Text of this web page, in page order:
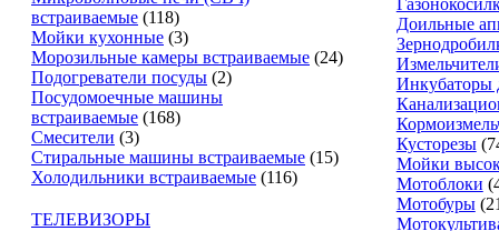
встраиваемые (118)
Мойки кухонные (3)
Морозильные камеры встраиваемые (24)
Подогреватели посуды (2)
Посудомоечные машины
встраиваемые (168)
Смесители (3)
Стиральные машины встраиваемые (15)
Холодильники встраиваемые (116)
ТЕЛЕВИЗОРЫ
Доильные
Инкубаторы
Кусторезы
Мойки
Мотоблоки
Мотобуры